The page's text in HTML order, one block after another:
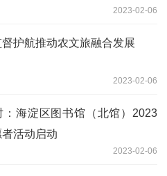
2023-02-06
护航推动农文旅融合发展
2023-02-06
：海淀区图书馆（北馆）2023
活动启动
2023-02-06